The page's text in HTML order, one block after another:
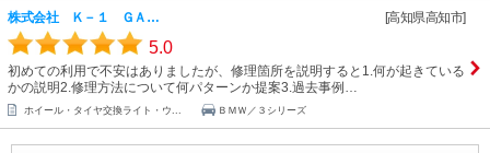
株式会社 Ｋ－１ ＧＡ… [高知県高知市]
5.0
初めての利用で不安はありましたが、修理箇所を説明すると1.何が起きている
かの説明2.修理方法について何パターンか提案3.過去事例…
ホイール・タイヤ交換ライト・ウ... ＢＭＷ／３シリーズ